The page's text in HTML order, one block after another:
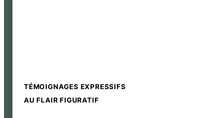
TÉMOIGNAGES EXPRESSIFS
AU FLAIR FIGURATIF